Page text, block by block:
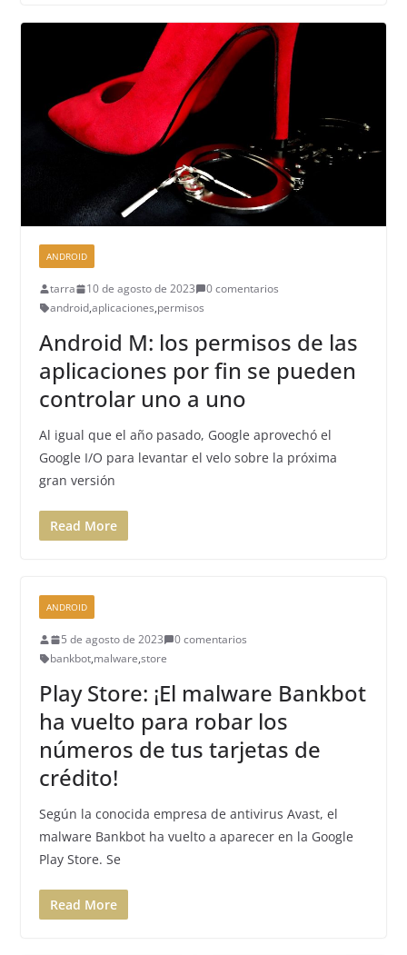
ANDROID
tarra 10 de agosto de 2023
0 comentarios
android,aplicaciones,permisos
Android M: los permisos de las
aplicaciones por fin se pueden
controlar uno a uno
Al igual que el año pasado, Google aprovechó el
Google I/O para levantar el velo sobre la próxima
gran versión
Read More
ANDROID
5 de agosto de 2023
0 comentarios
bankbot,malware,store
Play Store: ¡El malware Bankbot
ha vuelto para robar los
números de tus tarjetas de
crédito!
Según la conocida empresa de antivirus Avast, el
malware Bankbot ha vuelto a aparecer en la Google
Play Store. Se
Read More